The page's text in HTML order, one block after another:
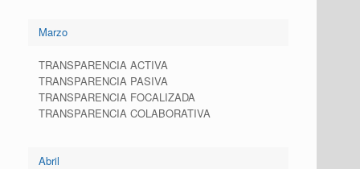
Marzo
TRANSPARENCIA ACTIVA
TRANSPARENCIA PASIVA
TRANSPARENCIA FOCALIZADA
TRANSPARENCIA COLABORATIVA
Abril